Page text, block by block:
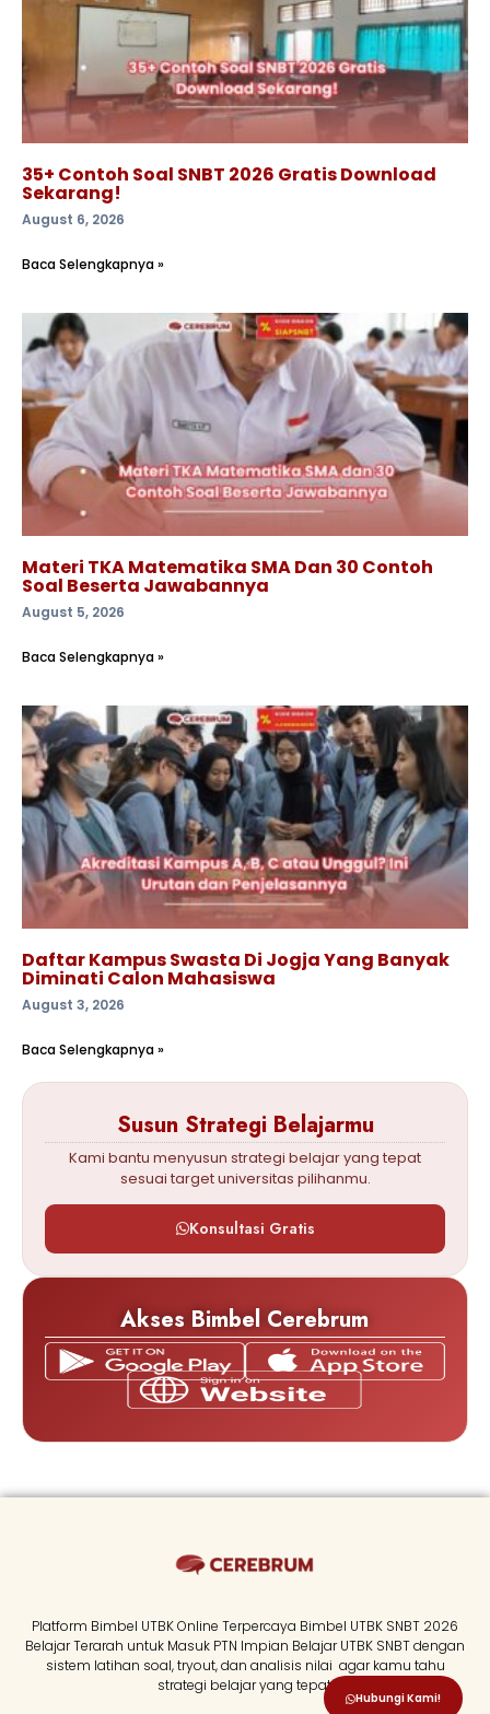
35+ Contoh Soal SNBT 2026 Gratis Download
Sekarang!
August 6, 2026
Baca Selengkapnya »
Materi TKA Matematika SMA Dan 30 Contoh
Soal Beserta Jawabannya
August 5, 2026
Baca Selengkapnya »
Daftar Kampus Swasta Di Jogja Yang Banyak
Diminati Calon Mahasiswa
August 3, 2026
Baca Selengkapnya »
Susun Strategi Belajarmu
Kami bantu menyusun strategi belajar yang tepat
sesuai target universitas pilihanmu.
Konsultasi Gratis
Akses Bimbel Cerebrum
Platform Bimbel UTBK Online Terpercaya Bimbel UTBK SNBT 2026
Belajar Terarah untuk Masuk PTN Impian Belajar UTBK SNBT dengan
sistem latihan soal, tryout, dan analisis nilai agar kamu tahu
strategi belajar yang tepat.
Hubungi Kami!